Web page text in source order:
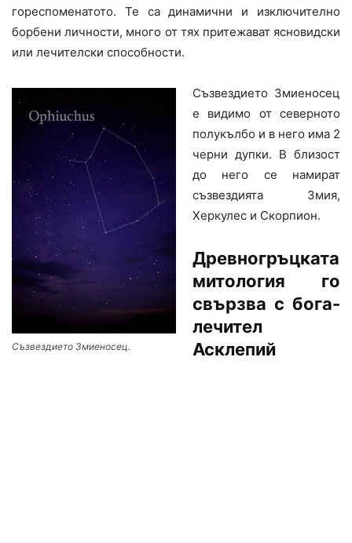
гореспоменатото. Те са динамични и изключително
борбени личности, много от тях притежават ясновидски
или лечителски способности.
Съзвездието Змиеносец.
Съзвездието Змиеносец
е видимо от северното
полукълбо и в него има 2
черни дупки. В близост
до него се намират
съзвездията Змия,
Херкулес и Скорпион.
Древногръцката
митология го
свързва с бога-
лечител
Асклепий